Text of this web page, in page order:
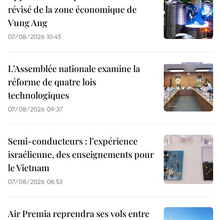
révisé de la zone économique de
Vung Ang
07/08/2026 10:45
L’Assemblée nationale examine la
réforme de quatre lois
technologiques
07/08/2026 09:37
Semi-conducteurs : l’expérience
israélienne, des enseignements pour
le Vietnam
07/08/2026 08:53
Air Premia reprendra ses vols entre